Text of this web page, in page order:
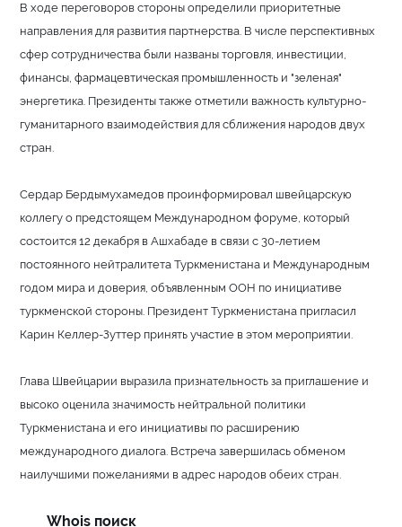
В ходе переговоров стороны определили приоритетные
направления для развития партнерства. В числе перспективных
сфер сотрудничества были названы торговля, инвестиции,
финансы, фармацевтическая промышленность и "зеленая"
энергетика. Президенты также отметили важность культурно-
гуманитарного взаимодействия для сближения народов двух
стран.
Сердар Бердымухамедов проинформировал швейцарскую
коллегу о предстоящем Международном форуме, который
состоится 12 декабря в Ашхабаде в связи с 30-летием
постоянного нейтралитета Туркменистана и Международным
годом мира и доверия, объявленным ООН по инициативе
туркменской стороны. Президент Туркменистана пригласил
Карин Келлер-Зуттер принять участие в этом мероприятии.
Глава Швейцарии выразила признательность за приглашение и
высоко оценила значимость нейтральной политики
Туркменистана и его инициативы по расширению
международного диалога. Встреча завершилась обменом
наилучшими пожеланиями в адрес народов обеих стран.
Whois поиск